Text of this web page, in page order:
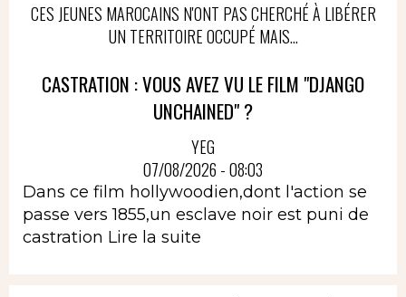
CES JEUNES MAROCAINS N'ONT PAS CHERCHÉ À LIBÉRER
UN TERRITOIRE OCCUPÉ MAIS...
CASTRATION : VOUS AVEZ VU LE FILM "DJANGO
UNCHAINED" ?
YEG
07/08/2026 - 08:03
Dans ce film hollywoodien,dont l'action se
passe vers 1855,un esclave noir est puni de
castration Lire la suite